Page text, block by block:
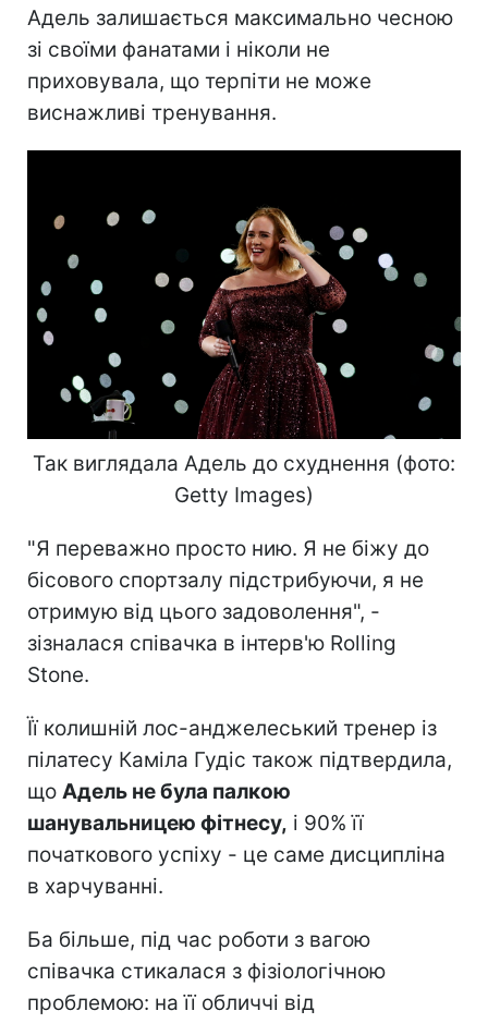
Адель залишається максимально чесною
зі своїми фанатами і ніколи не
приховувала, що терпіти не може
виснажливі тренування.
Так виглядала Адель до схуднення (фото:
Getty Images)
"Я переважно просто нию. Я не біжу до
бісового спортзалу підстрибуючи, я не
отримую від цього задоволення", -
зізналася співачка в інтерв'ю Rolling
Stone.
Її колишній лос-анджелеський тренер із
пілатесу Каміла Гудіс також підтвердила,
що Адель не була палкою
шанувальницею фітнесу, і 90% її
початкового успіху - це саме дисципліна
в харчуванні.
Ба більше, під час роботи з вагою
співачка стикалася з фізіологічною
проблемою: на її обличчі від